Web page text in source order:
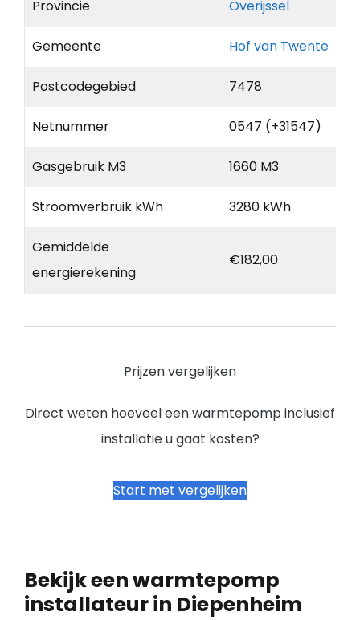
Provincie Overijssel
Gemeente Hof van Twente
Postcodegebied 7478
Netnummer 0547 (+31547)
Gasgebruik M3 1660 M3
Stroomverbruik kWh 3280 kWh
Gemiddelde
energierekening
€182,00
Prijzen vergelijken
Direct weten hoeveel een warmtepomp inclusief
installatie u gaat kosten?
Start met vergelijken
Bekijk een warmtepomp
installateur in Diepenheim